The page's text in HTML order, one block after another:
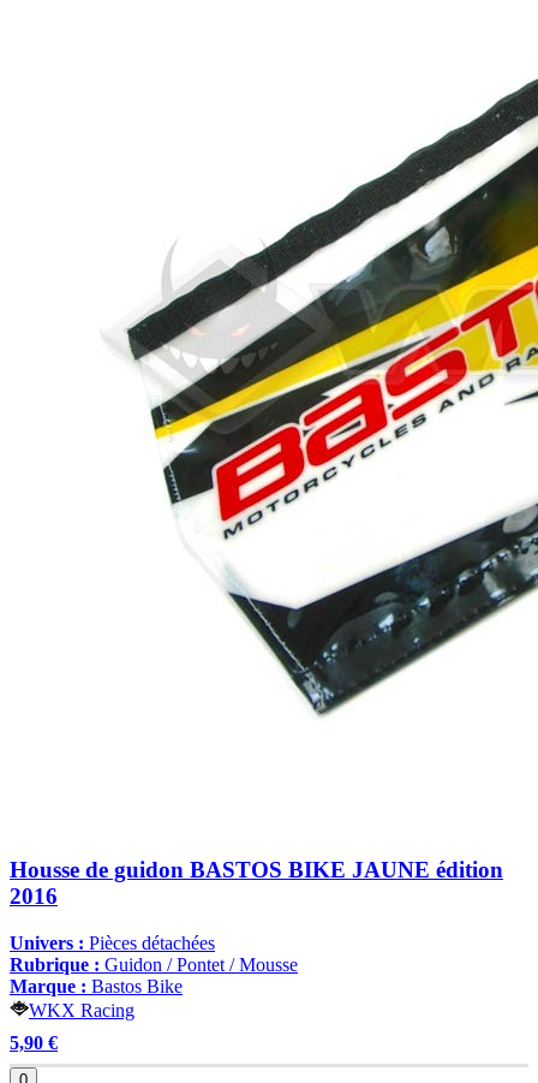
Housse de guidon BASTOS BIKE JAUNE édition
2016
Univers : Pièces détachées
Rubrique : Guidon / Pontet / Mousse
Marque : Bastos Bike
WKX Racing
5,90 €